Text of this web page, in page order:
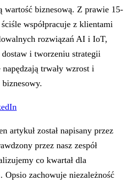
wartość biznesową. Z prawie 15-
współpracuje z klientami
rozwiązań AI i IoT,
i tworzeniu strategii
trwały wzrost i
artykuł został napisany przez
przez nasz zespół
co kwartał dla
Opsio zachowuje niezależność